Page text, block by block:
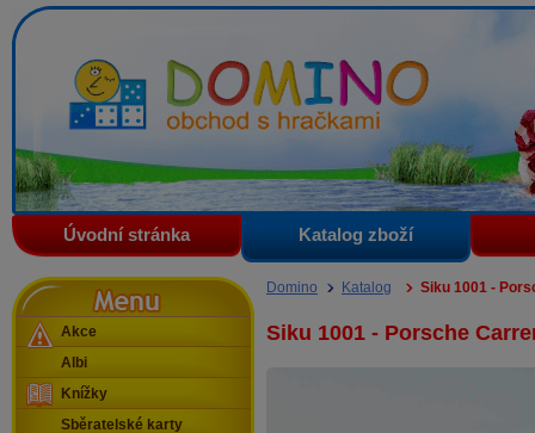
Domino - obchod s hračkami
Úvodní stránka Katalog zboží
Domino Katalog Siku 1001 -
Siku 1001 - Porsche
Menu
Akce
Albi
Knížky
Sběratelské karty